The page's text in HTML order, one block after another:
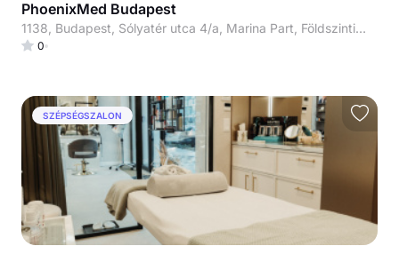
PhoenixMed Budapest
1138, Budapest, Sólyatér utca 4/a, Marina Part, Földszinti üzlethelyiség
0
SZÉPSÉGSZALON